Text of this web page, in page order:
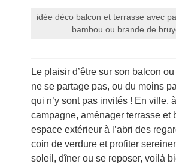
idée déco balcon et terrasse avec
bambou ou brande de
Le plaisir d’être sur son balcon
ne se partage pas, ou du moins
qui n’y sont pas invités ! En ville,
campagne, aménager terrasse et
espace extérieur à l’abri des
coin de verdure et profiter
soleil, dîner ou se reposer, voilà